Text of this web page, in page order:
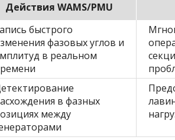
Действия WAMS/PMU
быстрого
фазовых углов и
в реальном
в фазных
между